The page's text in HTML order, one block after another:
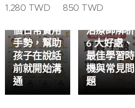
1,280 TWD 850 TWD
常見寶寶手
個日常實用
手勢，幫助
孩子在說話
前就開始溝
通
寶寶手語是
治療師解析
6 大好處、
最佳學習時
機與常見問
題